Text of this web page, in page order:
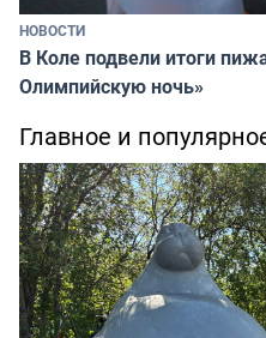
НОВОСТИ
В Коле подвели итоги
Олимпийскую ночь»
Главное и